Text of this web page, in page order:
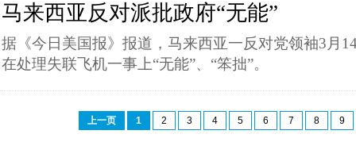
马来西亚反对派批政府“无能”
据《今日美国报》报道，马来西亚一反对党领袖3月
在处理失联飞机一事上“无能”、“笨拙”。
上一页 1 2 3 4 5 6 7 8 9